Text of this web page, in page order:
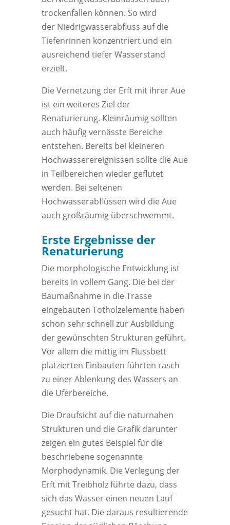
trockenfallen können. So wird
der Niedrigwasserabfluss auf die
Tiefenrinnen konzentriert und ein
ausreichend tiefer Wasserstand
erzielt.
Die Vernetzung der Erft mit ihrer Aue
ist ein weiteres Ziel der
Renaturierung. Kleinräumig sollten
auch häufig vernässte Bereiche
entstehen. Bereits bei kleineren
Hochwasserereignissen sollte die Aue
in Teilbereichen wieder geflutet
werden. Bei seltenen
Hochwasserabflüssen wird die Aue
auch großräumig überschwemmt.
Erste Ergebnisse der
Renaturierung
Die morphologische Entwicklung ist
bereits in vollem Gang. Die bei der
Baumaßnahme in die Trasse
eingebauten Totholzelemente haben
schon sehr schnell zur Ausbildung
der gewünschten Strukturen geführt.
Vor allem die mittig im Flussbett
platzierten Einbauten führten rasch
zu einer Ablenkung des Wassers an
die Uferbereiche.
Die Draufsicht auf die naturnahen
Strukturen und die Grafik darunter
zeigen ein gutes Beispiel für die
beschriebene sogenannte
Morphodynamik. Die Verlegung der
Erft mit Treibholz führte dazu, dass
sich das Wasser einen neuen Lauf
gesucht hat. Die da­raus resultierende